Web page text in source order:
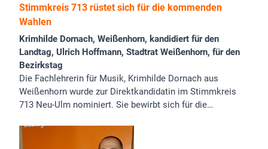
Stimmkreis 713 rüstet sich für die kommenden
Wahlen
Krimhilde Dornach, Weißenhorn, kandidiert für den
Landtag, Ulrich Hoffmann, Stadtrat Weißenhorn, für den
Bezirkstag
Die Fachlehrerin für Musik, Krimhilde Dornach aus
Weißenhorn wurde zur Direktkandidatin im Stimmkreis
713 Neu-Ulm nominiert. Sie bewirbt sich für die…